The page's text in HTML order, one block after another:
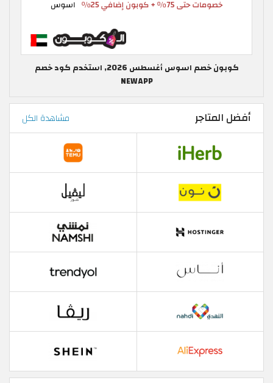
كوبون خصم اسوس أغسطس 2026, استخدم كود خصم
NEWAPP
أفضل المتاجر مشاهدة الكل